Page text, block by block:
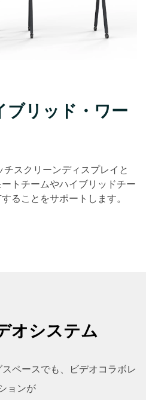
ブリッド・ワー
スクリーンディスプレイと
トチームやハイブリッドチー
ることをサポートします。
オシステム
ペースでも、ビデオコラボレ
ョンが